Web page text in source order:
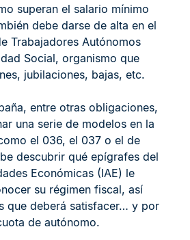
superan el salario mínimo
debe darse de alta en el
Trabajadores Autónomos
Social, organismo que
jubilaciones, bajas, etc.
entre otras obligaciones,
una serie de modelos en la
el 036, el 037 o el de
descubrir qué epígrafes del
Económicas (IAE) le
su régimen fiscal, así
que deberá satisfacer… y por
de autónomo.